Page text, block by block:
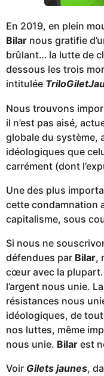
En 2019, en plein
Bilar nous gratifie
brûlant… la lutte de
dessous les trois
intitulée
Nous trouvons
il n’est pas aisé,
globale du système,
idéologiques que
carrément (dont
Une des plus
cette condamnation
capitalisme, sous
Si nous ne
défendues par Bilar,
cœur avec la plupart.
l’argent nous unie.
résistances nous
idéologiques, de
nos luttes, même
nous unie. Bilar est
Voir Gilets jaunes,